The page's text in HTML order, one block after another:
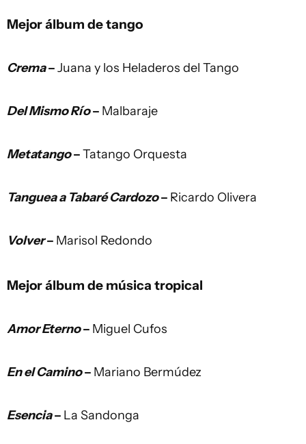
Mejor álbum de tango
Crema–Juana y los Heladeros del Tango
Del Mismo Río– Malbaraje
Metatango–Tatango Orquesta
Tanguea a Tabaré Cardozo– Ricardo Olivera
Volver– Marisol Redondo
Mejor álbum de música tropical
Amor Eterno– Miguel Cufos
En el Camino– Mariano Bermúdez
Esencia– La Sandonga